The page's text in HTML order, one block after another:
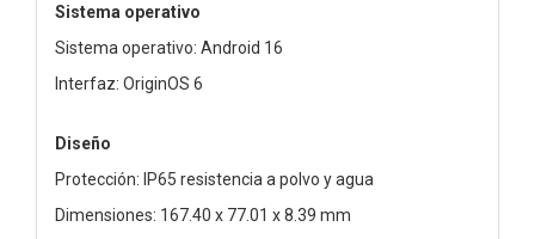
Sistema operativo
Sistema operativo: Android 16
Interfaz: OriginOS 6
Diseño
Protección: IP65 resistencia a polvo y agua
Dimensiones: 167.40 x 77.01 x 8.39 mm